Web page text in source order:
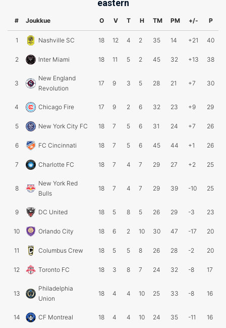
eastern
# Joukkue O V T H TM PM +/- P
1 Nashville SC 18 12 4 2 35 14 +21 40
2 Inter Miami 18 11 5 2 45 32 +13 38
3
New England
Revolution
17 9 3 5 28 21 +7 30
4 Chicago Fire 17 9 2 6 32 23 +9 29
5 New York City FC 18 7 5 6 31 24 +7 26
6 FC Cincinnati 18 7 5 6 45 44 +1 26
7 Charlotte FC 18 7 4 7 29 27 +2 25
8
New York Red
Bulls
18 7 4 7 29 39 -10 25
9 DC United 18 5 8 5 26 29 -3 23
10 Orlando City 18 6 2 10 30 47 -17 20
11 Columbus Crew 18 5 5 8 26 28 -2 20
12 Toronto FC 18 3 8 7 24 32 -8 17
13
Philadelphia
Union
18 4 4 10 25 33 -8 16
14 CF Montreal 18 4 4 10 24 35 -11 16